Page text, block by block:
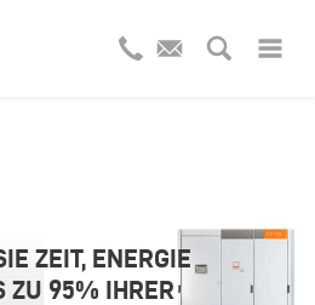
ZEIT, ENERGIE
ZU 95% IHRER
SPAREN